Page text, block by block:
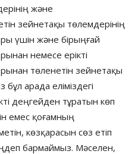
және
зейнетақы төлемдерінің
үшін және бірыңғай
немесе ерікті
төленетін зейнетақы
арада еліміздегі
деңгейден тұратын көп
емес қоғамның
көзқарасын сөз етіп
бармаймыз. Мәселен,